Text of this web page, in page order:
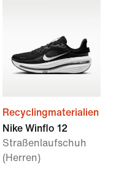
Recyclingmaterialien
Nike Winflo 12
Straßenlaufschuh
(Herren)